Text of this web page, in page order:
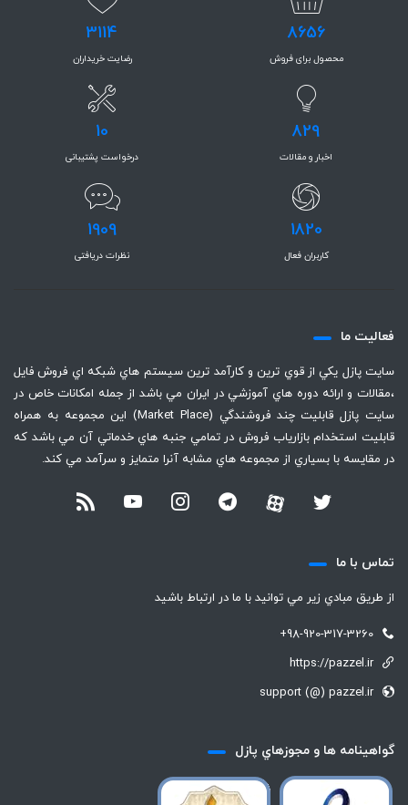
8656
محصول برای فروش
3114
رضایت خریداران
829
اخبار و مقالات
10
درخواست پشتیبانی
1820
کاربران فعال
1909
نظرات دریافتی
فعاليت ما
سايت پازل يكي از قوي ترين و كارآمد ترين سيستم هاي شبكه اي فروش فايل
،‌مقالات و ارائه دوره هاي آموزشي در ايران مي باشد از جمله امكانات خاص در
سايت پازل قابليت چند فروشندگي (Market Place) اين مجموعه به همراه
قابليت استخدام بازارياب فروش در تمامي جنبه هاي خدماتي آن مي باشد كه
در مقايسه با بسياري از مجموعه هاي مشابه آنرا متمايز و سرآمد مي كند.
تماس با ما
از طريق مبادي زير مي توانيد با ما در ارتباط باشيد
+98-920-317-3260
https://pazzel.ir
support (@) pazzel.ir
گواهينامه ها و مجوزهاي پازل